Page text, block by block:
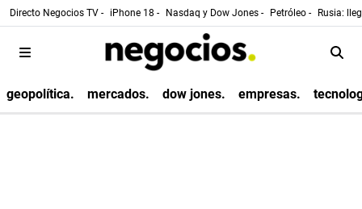
Directo Negocios TV - iPhone 18 - Nasdaq y Dow Jones - Petróleo - Rusia:
geopolítica. mercados. dow jones. empresas.